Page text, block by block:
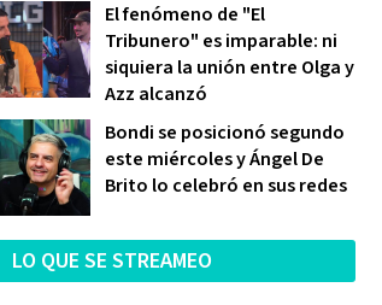
El fenómeno de "El
Tribunero" es imparable: ni
siquiera la unión entre Olga y
Azz alcanzó
Bondi se posicionó segundo
este miércoles y Ángel De
Brito lo celebró en sus redes
LO QUE SE STREAMEO